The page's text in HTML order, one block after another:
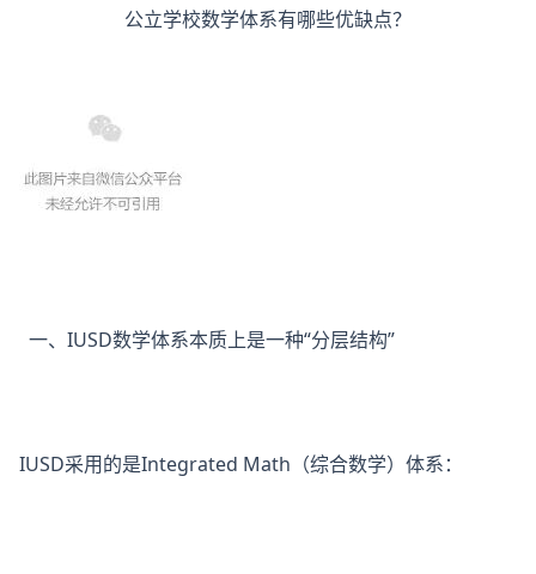
公立学校数学体系有哪些优缺点？
一、IUSD数学体系本质上是一种“分层结构”
IUSD采用的是Integrated Math（综合数学）体系：